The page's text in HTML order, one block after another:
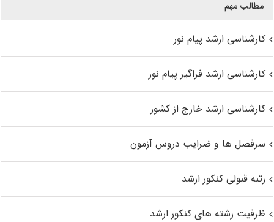
مطالب مهم
کارشناسی ارشد پیام نور
کارشناسی ارشد فراگیر پیام نور
کارشناسی ارشد خارج از کشور
سرفصل ها و ضرایب دروس آزمون
رتبه قبولی کنکور ارشد
ظرفیت رشته های کنکور ارشد